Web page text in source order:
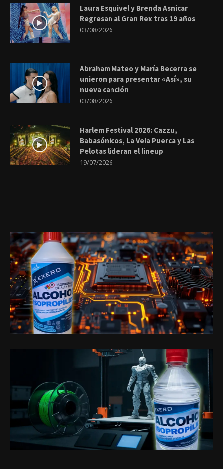
Laura Esquivel y Brenda Asnicar
Regresan al Gran Rex tras 19 años
03/08/2026
Abraham Mateo y María Becerra se
unieron para presentar «Así», su
nueva canción
03/08/2026
Harlem Festival 2026: Cazzu,
Babasónicos, La Vela Puerca y Las
Pelotas lideran el lineup
19/07/2026